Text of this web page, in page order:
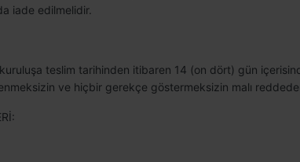
iade edilmelidir.
teslim tarihinden itibaren 14 (on dört) gün
ve hiçbir gerekçe göstermeksizin malı